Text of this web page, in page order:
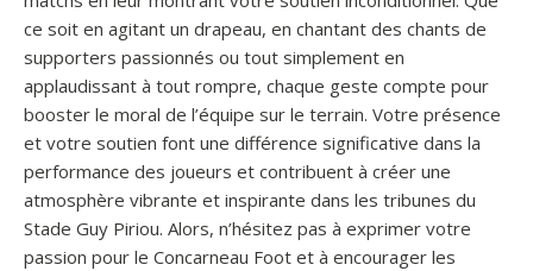
ce soit en agitant un drapeau, en chantant des chants de
supporters passionnés ou tout simplement en
applaudissant à tout rompre, chaque geste compte pour
booster le moral de l’équipe sur le terrain. Votre présence
et votre soutien font une différence significative dans la
performance des joueurs et contribuent à créer une
atmosphère vibrante et inspirante dans les tribunes du
Stade Guy Piriou. Alors, n’hésitez pas à exprimer votre
passion pour le Concarneau Foot et à encourager les